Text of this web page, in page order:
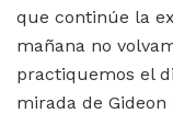
que continúe la
mañana no
practiquemos el
mirada de